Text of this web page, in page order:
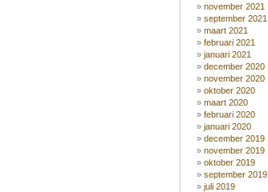
november 2021
september 2021
maart 2021
februari 2021
januari 2021
december 2020
november 2020
oktober 2020
maart 2020
februari 2020
januari 2020
december 2019
november 2019
oktober 2019
september 2019
juli 2019